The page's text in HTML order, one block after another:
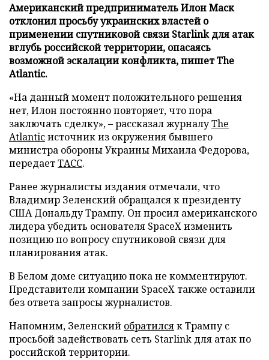
Американский предприниматель Илон Маск
отклонил просьбу украинских властей о
применении спутниковой связи Starlink для атак
вглубь российской территории, опасаясь
возможной эскалации конфликта, пишет The
Atlantic.
«На данный момент положительного решения
нет, Илон постоянно повторяет, что пора
заключать сделку», – рассказал журналуThe
Atlanticисточник из окружения бывшего
министра обороны Украины Михаила Федорова,
передаетТАСС.
Ранее журналисты издания отмечали, что
Владимир Зеленский обращался к президенту
США Дональду Трампу. Он просил американского
лидера убедить основателя SpaceX изменить
позицию по вопросу спутниковой связи для
планирования атак.
В Белом доме ситуацию пока не комментируют.
Представители компании SpaceX также оставили
без ответа запросы журналистов.
Напомним, Зеленский обратилсяк Трампу с
просьбой задействовать сеть Starlink для атак по
российской территории.